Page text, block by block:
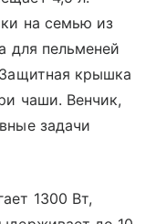
на семью из
для пельменей
крышка
чаши. Венчик,
задачи
1300 Вт,